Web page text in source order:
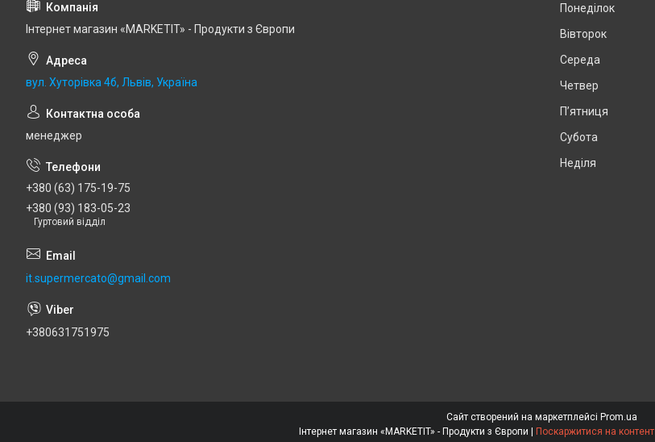
Інтернет магазин «MARKETIT» - Продукти з Європи
вул. Хуторівка 4б, Львів, Україна
менеджер
+380 (63) 175-19-75
+380 (93) 183-05-23
Гуртовий відділ
it.supermercato@gmail.com
+380631751975
Понеділок
Вівторок
Середа
Четвер
Пʼятниця
Субота
Неділя
Сайт створений на маркетплейсі Prom.ua
Поскаржитися на контент